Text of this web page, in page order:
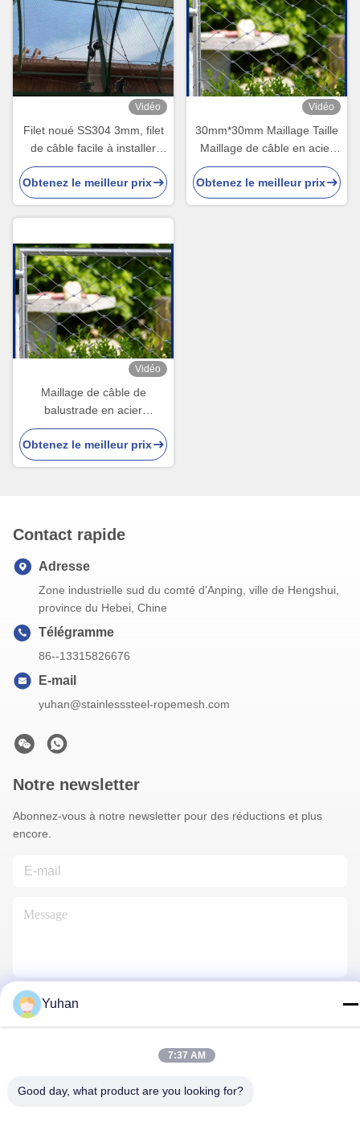
Vidéo
Filet noué SS304 3mm, filet
de câble facile à installer
pour clôture d'animaux
Obtenez le meilleur prix
Vidéo
30mm*30mm Maillage Taille
Maillage de câble en acier
inoxydable pour façade
architecturale et garde-corps
Obtenez le meilleur prix
Vidéo
Maillage de câble de
balustrade en acier
inoxydable avec une longue
durée de vie pour la
construction et la décoration
Obtenez le meilleur prix
Contact rapide
Adresse
Zone industrielle sud du comté d'Anping, ville de Hengshui,
province du Hebei, Chine
Télégramme
86--13315826676
E-mail
yuhan@stainlesssteel-ropemesh.com
Notre newsletter
Abonnez-vous à notre newsletter pour des réductions et plus
encore.
Contactez-Nous
Qualité Maille de câble métallique Fournisseur. Copyright © 2024-
Yuhan
7:37 AM
Good day, what product are you looking for?